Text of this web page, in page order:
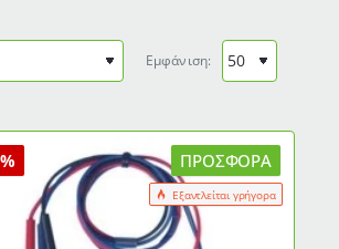
Εμφάνιση:
ΠΡΟΣΦΟΡΆ
Εξαντλείται γρήγορα